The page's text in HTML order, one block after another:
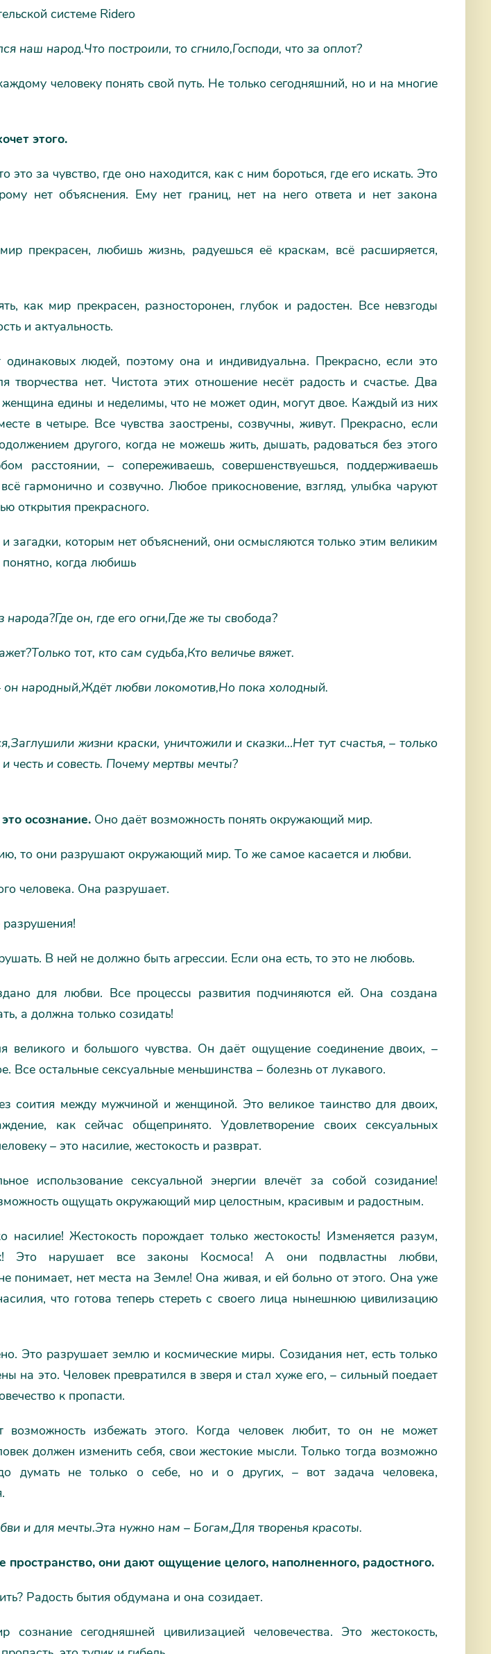
системе Ridero
наш народ.Что построили, то сгнило,Господи, что за оплот?
человеку понять свой путь. Не только сегодняшний, но и на многие
этого.
за чувство, где оно находится, как с ним бороться, где его искать. Это
нет объяснения. Ему нет границ, нет на него ответа и нет закона
прекрасен, любишь жизнь, радуешься её краскам, всё расширяется,
как мир прекрасен, разносторонен, глубок и радостен. Все невзгоды
и актуальность.
людей, поэтому она и индивидуальна. Прекрасно, если это
творчества нет. Чистота этих отношение несёт радость и счастье. Два
едины и неделимы, что не может один, могут двое. Каждый из них
в четыре. Все чувства заострены, созвучны, живут. Прекрасно, если
другого, когда не можешь жить, дышать, радоваться без этого
расстоянии, – сопереживаешь, совершенствуешься, поддерживаешь
гармонично и созвучно. Любое прикосновение, взгляд, улыбка чаруют
открытия прекрасного.
загадки, которым нет объяснений, они осмысляются только этим великим
понятно, когда любишь
народа?Где он, где его огни,Где же ты свобода?
Только тот, кто сам судьба,Кто величье вяжет.
он народный,Ждёт любви локомотив,Но пока холодный.
Заглушили жизни краски, уничтожили и сказки…Нет тут счастья, – только
честь и совесть. Почему мертвы мечты?
осознание. Оно даёт возможность понять окружающий мир.
то они разрушают окружающий мир. То же самое касается и любви.
человека. Она разрушает.
В ней не должно быть агрессии. Если она есть, то это не любовь.
для любви. Все процессы развития подчиняются ей. Она создана
а должна только созидать!
великого и большого чувства. Он даёт ощущение соединение двоих, –
остальные сексуальные меньшинства – болезнь от лукавого.
соития между мужчиной и женщиной. Это великое таинство для двоих,
как сейчас общепринято. Удовлетворение своих сексуальных
– это насилие, жестокость и разврат.
использование сексуальной энергии влечёт за собой созидание!
ощущать окружающий мир целостным, красивым и радостным.
насилие! Жестокость порождает только жестокость! Изменяется разум,
Это нарушает все законы Космоса! А они подвластны любви,
понимает, нет места на Земле! Она живая, и ей больно от этого. Она уже
что готова теперь стереть с своего лица нынешнюю цивилизацию
Это разрушает землю и космические миры. Созидания нет, есть только
на это. Человек превратился в зверя и стал хуже его, – сильный поедает
к пропасти.
возможность избежать этого. Когда человек любит, то он не может
должен изменить себя, свои жестокие мысли. Только тогда возможно
думать не только о себе, но и о других, – вот задача человека,
и для мечты.Эта нужно нам – Богам,Для творенья красоты.
они дают ощущение целого, наполненного, радостного.
Радость бытия обдумана и она созидает.
сегодняшней цивилизацией человечества. Это жестокость,